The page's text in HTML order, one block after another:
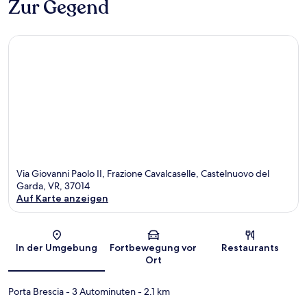
Zur Gegend
Via Giovanni Paolo II, Frazione Cavalcaselle, Castelnuovo del
Garda, VR, 37014
Auf Karte anzeigen
In der Umgebung
Fortbewegung vor
Ort
Restaurants
Porta Brescia- 3 Autominuten- 2.1 km